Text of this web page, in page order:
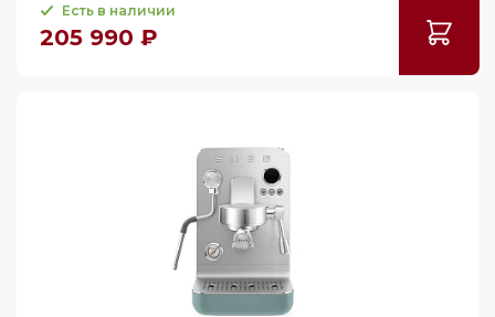
Есть в наличии
205 990 ₽